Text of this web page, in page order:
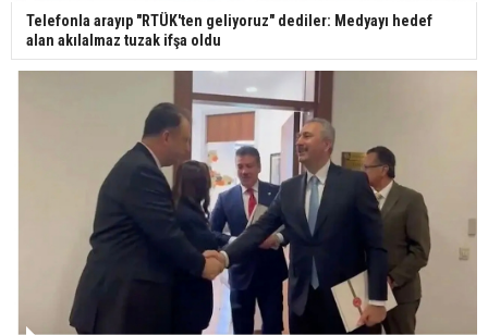
Telefonla arayıp "RTÜK'ten geliyoruz" dediler: Medyayı hedef
alan akılalmaz tuzak ifşa oldu